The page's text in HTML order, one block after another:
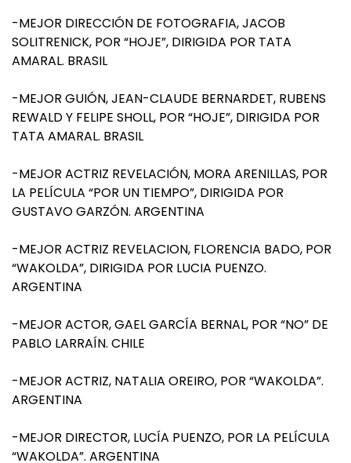
-MEJOR DIRECCIÓN DE FOTOGRAFIA, JACOB
SOLITRENICK, POR “HOJE”, DIRIGIDA POR TATA
AMARAL. BRASIL
-MEJOR GUIÓN, JEAN-CLAUDE BERNARDET, RUBENS
REWALD Y FELIPE SHOLL, POR “HOJE”, DIRIGIDA POR
TATA AMARAL. BRASIL
-MEJOR ACTRIZ REVELACIÓN, MORA ARENILLAS, POR
LA PELÍCULA “POR UN TIEMPO”, DIRIGIDA POR
GUSTAVO GARZÓN. ARGENTINA
-MEJOR ACTRIZ REVELACION, FLORENCIA BADO, POR
“WAKOLDA”, DIRIGIDA POR LUCIA PUENZO.
ARGENTINA
-MEJOR ACTOR, GAEL GARCÍA BERNAL, POR “NO” DE
PABLO LARRAÍN. CHILE
-MEJOR ACTRIZ, NATALIA OREIRO, POR “WAKOLDA”.
ARGENTINA
-MEJOR DIRECTOR, LUCÍA PUENZO, POR LA PELÍCULA
“WAKOLDA”. ARGENTINA